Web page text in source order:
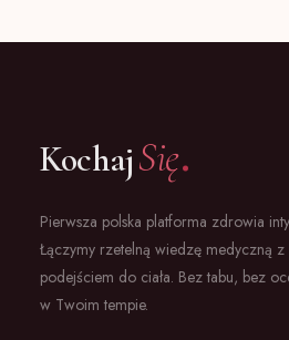
KochajSię.
Pierwsza polska platforma zdrowia
Łączymy rzetelną wiedzę medyczną z
podejściem do ciała. Bez tabu, bez
w Twoim tempie.